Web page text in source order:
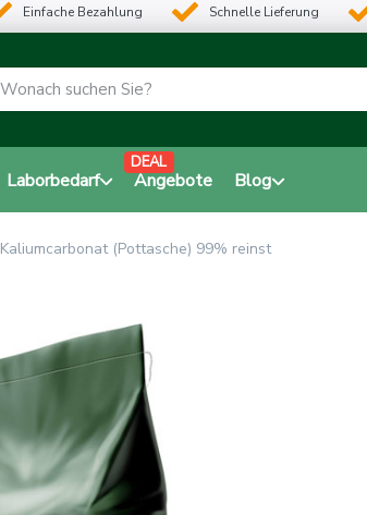
Einfache Bezahlung Schnelle Lieferung
Laborbedarf Angebote
DEAL
Blog
Kaliumcarbonat (Pottasche) 99% reinst